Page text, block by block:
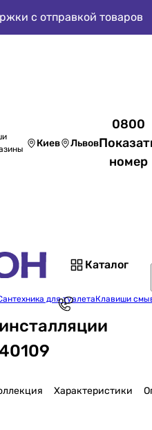
с отправкой товаров
Киев Львов
0800
номер
Каталог
для туалетаКлавиши
Характеристики